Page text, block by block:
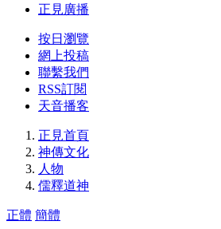
正見廣播
按日瀏覽
網上投稿
聯繫我們
RSS訂閱
天音播客
正見首頁
神傳文化
人物
儒釋道神
正體 簡體